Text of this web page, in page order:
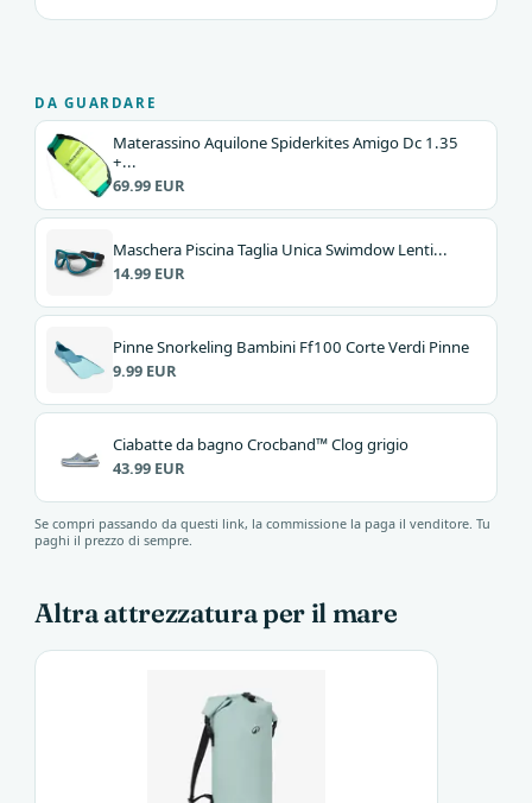
DA GUARDARE
Materassino Aquilone Spiderkites Amigo Dc 1.35
+...
69.99 EUR
Maschera Piscina Taglia Unica Swimdow Lenti...
14.99 EUR
Pinne Snorkeling Bambini Ff100 Corte Verdi Pinne
9.99 EUR
Ciabatte da bagno Crocband™ Clog grigio
43.99 EUR
Se compri passando da questi link, la commissione la paga il venditore. Tu
paghi il prezzo di sempre.
Altra attrezzatura per il mare